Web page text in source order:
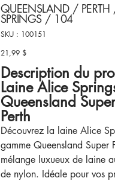
QUEENSLAND / PERTH
SPRINGS / 104
SKU :
SKU
100151
100151
Prix
21,99 $
Description du
Laine Alice
Queensland
Perth
Découvrez la laine Alice
gamme Queensland Super
mélange luxueux de laine
de nylon. Idéale pour vos